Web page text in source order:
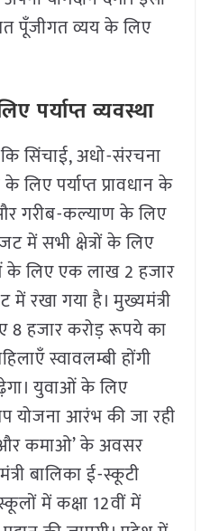
पूँजीगत व्यय के लिए
पर्याप्त व्यवस्था
कि सिंचाई, अधो-संरचना
लिए पर्याप्त प्रावधान के
गरीब-कल्याण के लिए
में सभी क्षेत्रों के लिए
के लिए एक लाख 2 हजार
में रखा गया है। मुख्यमंत्री
8 हजार करोड़ रूपये का
स्वावलम्बी होंगी
युवाओं के लिए
योजना आरंभ की जा रही
कमाओ’ के अवसर
बालिका ई-स्कूटी
में कक्षा 12वीं में